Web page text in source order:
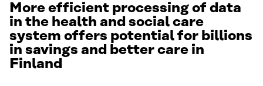
More efficient processing of data
in the health and social care
system offers potential for billions
in savings and better care in
Finland